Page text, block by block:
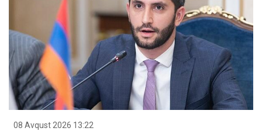
08 Avqust 2026 13:22